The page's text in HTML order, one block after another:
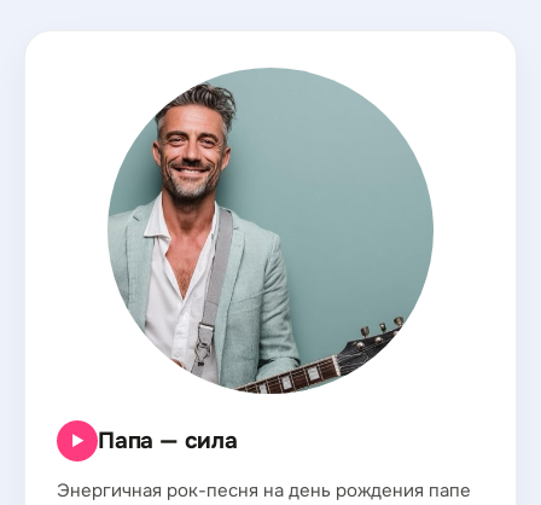
▶ Папа — сила
Энергичная рок-песня на день рождения папе